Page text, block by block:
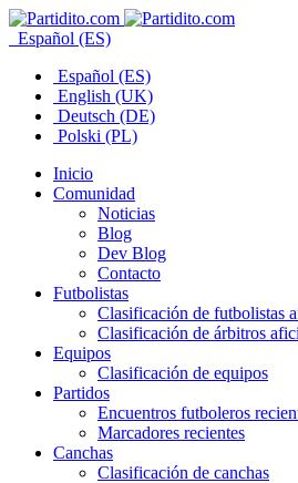
Español (ES)
Español (ES)
English (UK)
Deutsch (DE)
Polski (PL)
Inicio
Comunidad
Noticias
Blog
Dev Blog
Contacto
Futbolistas
Clasificación de futbolistas
Clasificación de árbitros
Equipos
Clasificación de equipos
Partidos
Encuentros futboleros
Marcadores recientes
Canchas
Clasificación de canchas